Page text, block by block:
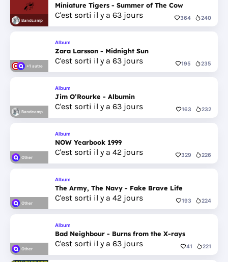
Bandcamp
Miniature Tigers - Summer of The Cow
C'est sorti il y a 63 jours 364 240
+1 autre
Album
Zara Larsson - Midnight Sun
C'est sorti il y a 63 jours 195 235
Bandcamp
Album
Jim O’Rourke - Albumin
C'est sorti il y a 63 jours 163 232
Other
Album
NOW Yearbook 1999
C'est sorti il y a 42 jours 329 226
Other
Album
The Army, The Navy - Fake Brave Life
C'est sorti il y a 42 jours 193 224
Other
Album
Bad Neighbour - Burns from the X-rays
C'est sorti il y a 63 jours 41 221